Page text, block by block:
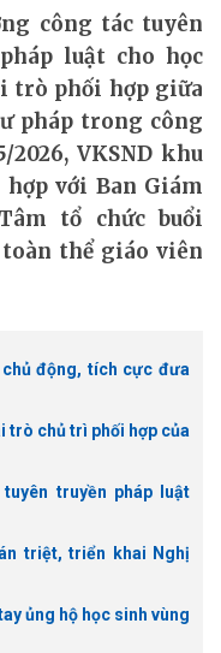
công tác tuyên
luật cho học
trò phối hợp giữa
pháp trong công
2026, VKSND khu
với Ban Giám
tổ chức buổi
thể giáo viên
động, tích cực đưa
trò chủ trì phối hợp của
truyền pháp luật
triệt, triển khai Nghị
ủng hộ học sinh vùng